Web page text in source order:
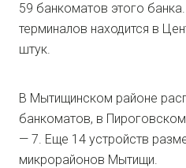
59 банкоматов этого
терминалов находится в
штук.
В Мытищинском районе
банкоматов, в
— 7. Еще 14 устройств
микрорайонов Мытищи.